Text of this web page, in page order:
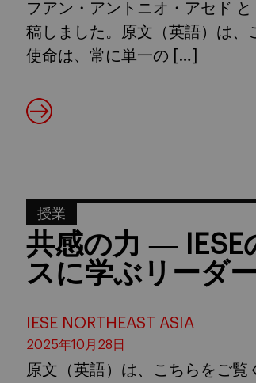
フアン・アントニオ・アセド
稿しました。原文（英語）は
使命は、常に単一の […]
授業
共感の力 ― IESE
スに学ぶリーダ
IESE NORTHEAST ASIA
2025年10月28日
原文（英語）は、こちらをご